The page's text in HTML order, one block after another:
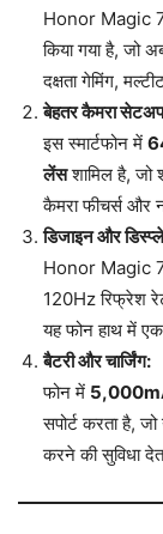
Honor Magic
किया गया है, जो
दक्षता गेमिंग,
बेहतर कैमरा
इस स्मार्टफोन में
लेंसशामिल है, जो
कैमरा फीचर्स और
डिजाइन और
Honor Magic
120Hz रिफ्रेश
यह फोन हाथ में
बैटरी और चार्जिंग:
फोन में
सपोर्ट करता है,
करने की सुविधा